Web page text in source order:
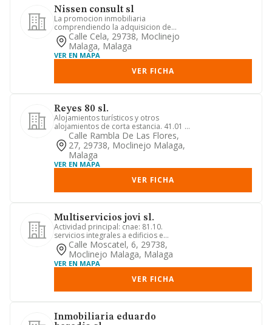
Nissen consult sl
La promocion inmobiliaria
comprendiendo la adquisicion de
terrenos, su urbanizacion y la
construcci...
Calle Cela, 29738, Moclinejo
Malaga, Malaga
VER EN MAPA
VER FICHA
Reyes 80 sl.
Alojamientos turísticos y otros
alojamientos de corta estancia. 41.01 /
construcción de edificios r...
Calle Rambla De Las Flores,
27, 29738, Moclinejo Malaga,
Malaga
VER EN MAPA
VER FICHA
Multiservicios jovi sl.
Actividad principal: cnae: 81.10.
servicios integrales a edificios e
instalaciones. otras actividad...
Calle Moscatel, 6, 29738,
Moclinejo Malaga, Malaga
VER EN MAPA
VER FICHA
Inmobiliaria eduardo